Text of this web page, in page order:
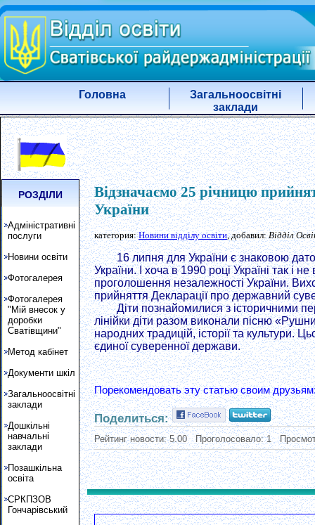
Головна
Загальноосвітні
заклади
РОЗДІЛИ
Адміністративні
послуги
Новини освіти
Фотогалерея
Фотогалерея
"Мій внесок у
доробки
Сватівщини"
Метод кабінет
Документи шкіл
Загальноосвітні
заклади
Дошкільні
навчальні
заклади
Позашкільна
освіта
СРКПЗОВ
Гончарівський
Відзначаємо 25 річницю
України
категория:Новини відділу освіти, добавил:Відділ
16 липня для України є знаковою
України. І хоча в 1990 році Україні так
проголошення незалежності України.
прийняття Декларації про державний
Діти познайомилися з історичними
лінійки діти разом виконали пісню
народних традицій, історії та культури.
єдиної суверенної держави.
Порекомендовать эту статью своим
Поделиться:
Рейтинг новости:5.00 Проголосовало:1